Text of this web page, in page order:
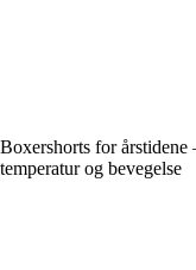
Boxershorts for
temperatur og bevegelse